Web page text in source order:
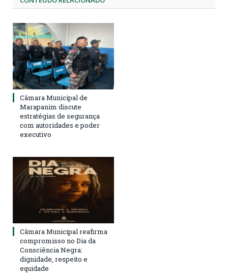
Câmara Municipal de
Marapanim discute
estratégias de segurança
com autoridades e poder
executivo
Câmara Municipal reafirma
compromisso no Dia da
Consciência Negra:
dignidade, respeito e
equidade